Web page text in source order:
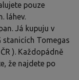
pouze
láhev.
Já kupuju v
stanicích Tomegas
). Každopádně
že najdete po